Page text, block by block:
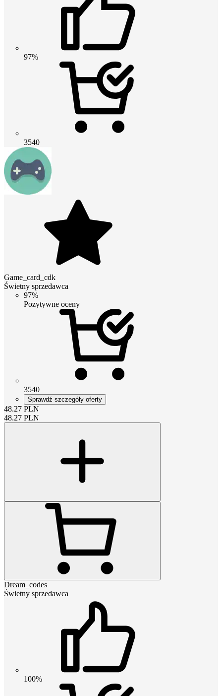
97%
3540
Game_card_cdk
Świetny sprzedawca
97%
Pozytywne oceny
3540
Sprawdź szczegóły oferty
48.27 PLN
48.27 PLN
Dream_codes
Świetny sprzedawca
100%